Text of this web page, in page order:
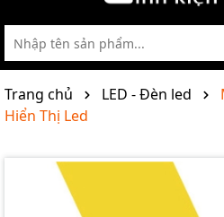
Trang chủ LED - Đèn led
Hiển Thị Led